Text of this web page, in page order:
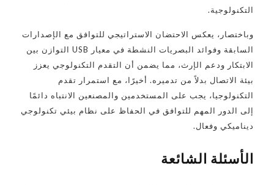
التكنولوجية.
وباختصار، يعكس الاحتضان الاستراتيجي للتوافق مع الإصدارات
السابقة وفوائد البصريات النشطة في معيار USB التوازن بين
الابتكار ودعم الإرث، مما يضمن أن التقدم التكنولوجي يعزز
بيئة الاتصال بدلاً من تدميره. أخيرًا، مع استمرار تقدم
التكنولوجيا، يجب على المستخدمين والمصنعين الانتباه دائمًا
إلى الدور المهم للتوافق في الحفاظ على نظام بيئي تكنولوجي
ديناميكي وفعال.
الأسئلة الشائعة